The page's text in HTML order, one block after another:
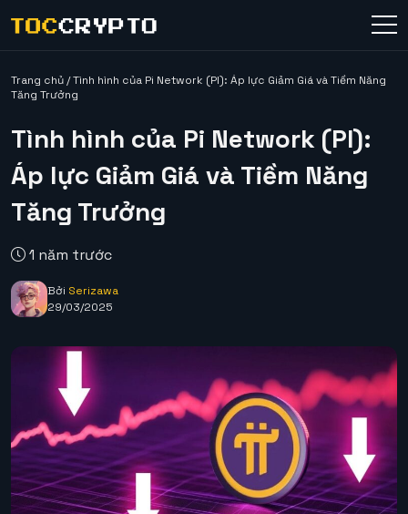
Trang chủ/Tình hình của Pi Network (PI): Áp lực Giảm Giá và Tiềm Năng
Tăng Trưởng
Tình hình của Pi Network (PI):
Áp lực Giảm Giá và Tiềm Năng
Tăng Trưởng
1 năm trước
Bởi Serizawa
29/03/2025